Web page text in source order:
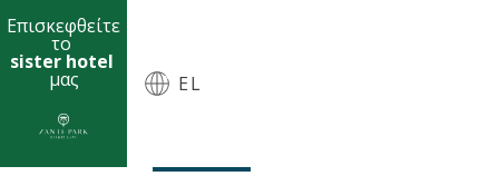
Επισκεφθείτε
το
sister hotel
μας EL